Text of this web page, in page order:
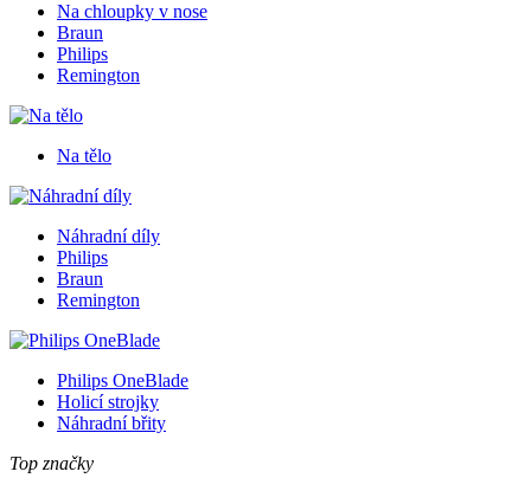
Na chloupky v nose
Braun
Philips
Remington
Na tělo
Náhradní díly
Philips
Braun
Remington
Philips OneBlade
Holicí strojky
Náhradní břity
Top značky